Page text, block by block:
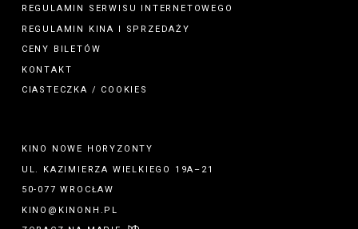
REGULAMIN SERWISU INTERNETOWEGO
REGULAMIN KINA I
SPRZEDAŻY
CENY BILETÓW
KONTAKT
CIASTECZKA / COOKIES
KINO NOWE HORYZONTY
UL. KAZIMIERZA WIELKIEGO 19A–21
50-077 WROCŁAW
KINO@KINONH.PL